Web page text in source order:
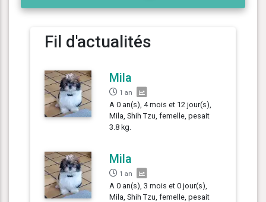
Fil d'actualités
Mila
1 an
A 0 an(s), 4 mois et 12 jour(s),
Mila, Shih Tzu, femelle, pesait
3.8 kg.
Mila
1 an
A 0 an(s), 3 mois et 0 jour(s),
Mila, Shih Tzu, femelle, pesait